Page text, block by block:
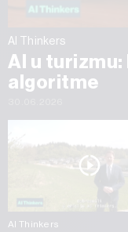
AI Thinkers
AI u
algoritme
AI Thinkers